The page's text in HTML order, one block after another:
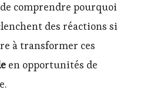
comprendre pourquoi
des réactions si
à transformer ces
en opportunités de